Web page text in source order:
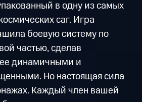
в одну из самых
саг. Игра
боевую систему по
частью, сделав
динамичными и
Но настоящая сила
Каждый член вашей